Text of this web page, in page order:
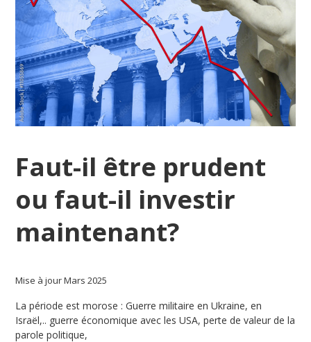
Faut-il être prudent
ou faut-il investir
maintenant?
Mise à jour Mars 2025
La période est morose : Guerre militaire en Ukraine, en
Israël,.. guerre économique avec les USA, perte de valeur de la
parole politique,